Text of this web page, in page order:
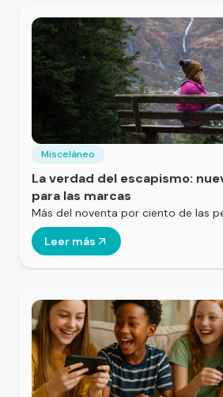
Misceláneo
La verdad del escapismo:
para las marcas
Más del noventa por ciento de las
Leer más